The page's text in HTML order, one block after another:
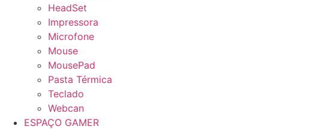
HeadSet
Impressora
Microfone
Mouse
MousePad
Pasta Térmica
Teclado
Webcan
ESPAÇO GAMER